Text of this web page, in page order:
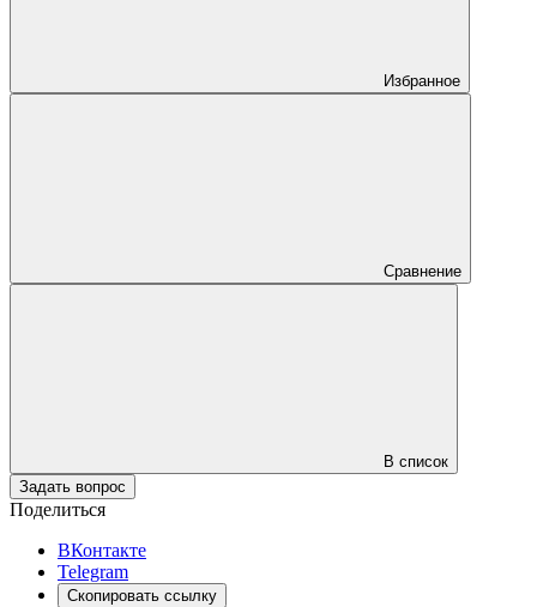
Избранное
Сравнение
В список
Задать вопрос
Поделиться
ВКонтакте
Telegram
Скопировать ссылку